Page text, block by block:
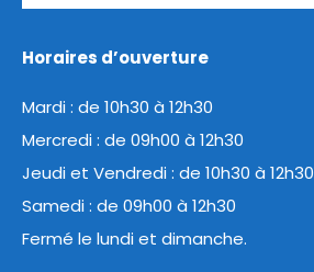
Horaires d’ouverture
Mardi : de 10h30 à 12h30
Mercredi : de 09h00 à 12h30
Jeudi et Vendredi : de 10h30 à 12h30
Samedi : de 09h00 à 12h30
Fermé le lundi et dimanche.